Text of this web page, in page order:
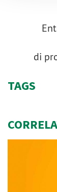
di
TAGS